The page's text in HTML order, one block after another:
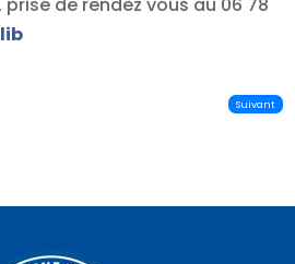
prise de rendez vous au 06 78
Suivant